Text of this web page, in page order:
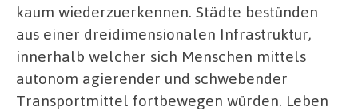
kaum wiederzuerkennen. Städte bestünden
aus einer dreidimensionalen Infrastruktur,
innerhalb welcher sich Menschen mittels
autonom agierender und schwebender
Transportmittel fortbewegen würden. Leben